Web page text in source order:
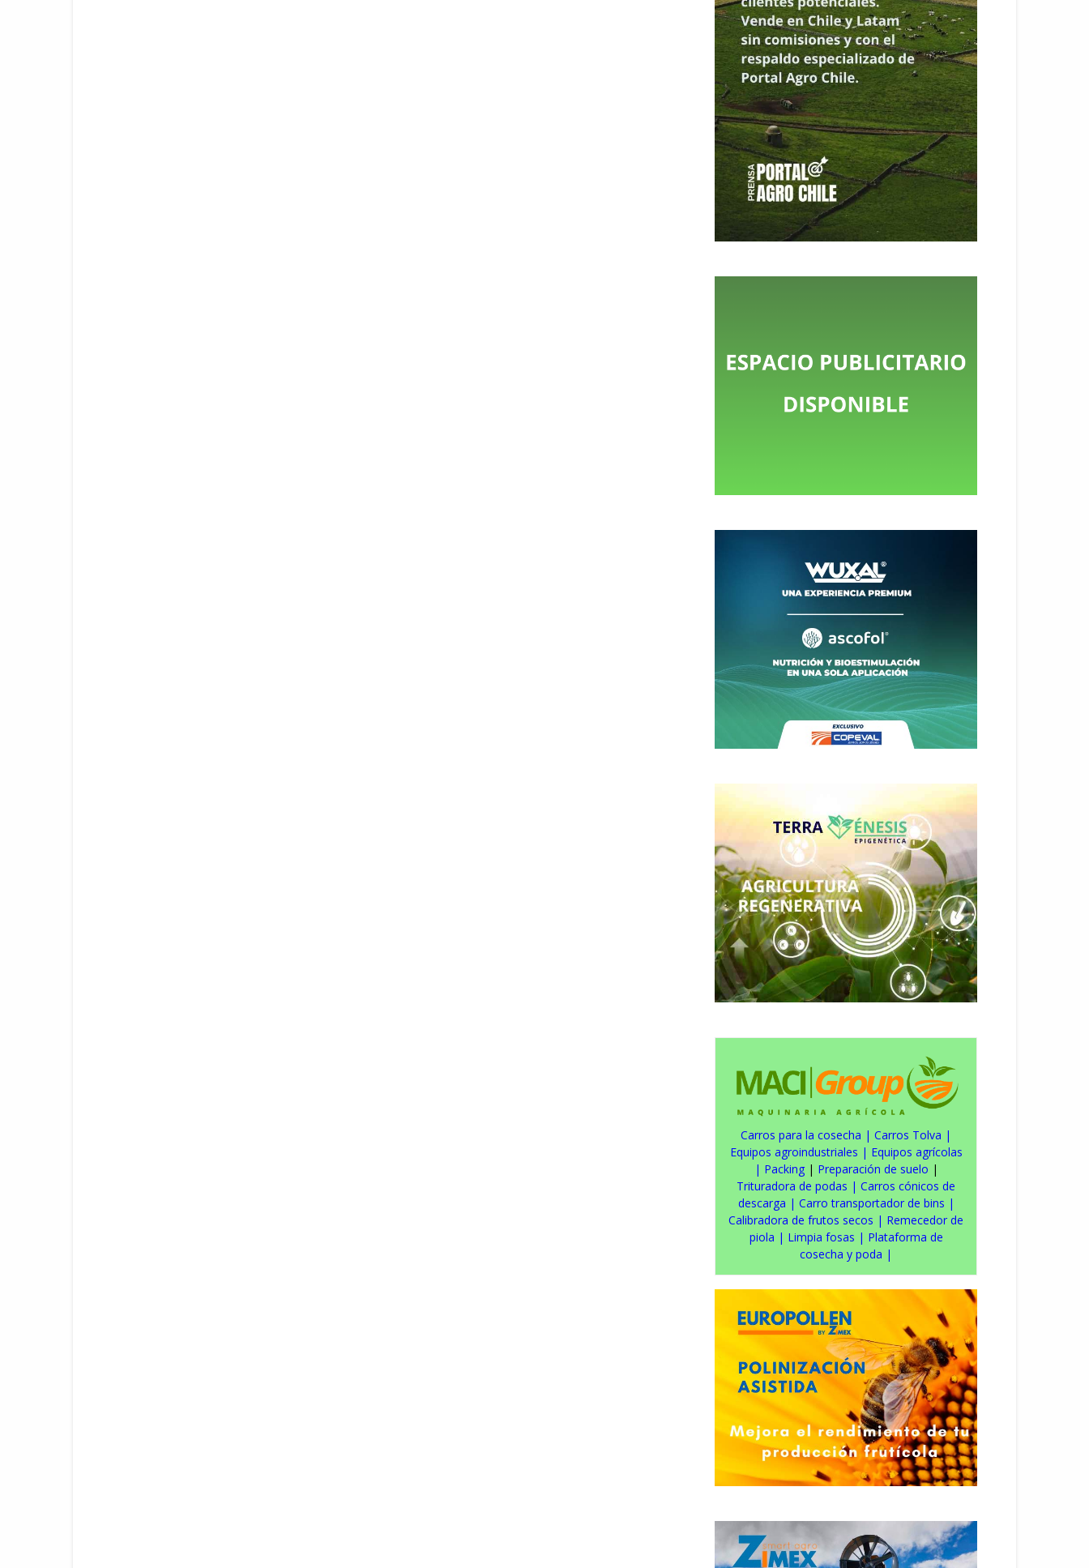
Carros para la cosecha | Carros Tolva |
Equipos agroindustriales | Equipos agrícolas
| Packing| Preparación de suelo |
Trituradora de podas | Carros cónicos de
descarga | Carro transportador de bins |
Calibradora de frutos secos | Remecedor de
piola | Limpia fosas | Plataforma de
cosecha y poda |